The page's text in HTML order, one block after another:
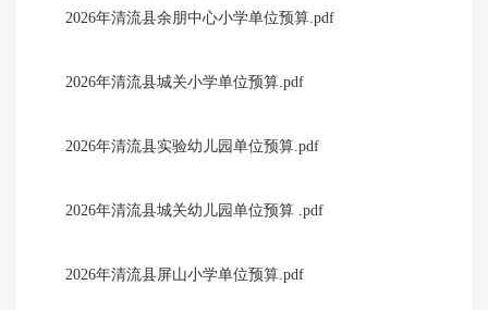
2026年清流县余朋中心小学单位预算.pdf
2026年清流县城关小学单位预算.pdf
2026年清流县实验幼儿园单位预算.pdf
2026年清流县城关幼儿园单位预算 .pdf
2026年清流县屏山小学单位预算.pdf